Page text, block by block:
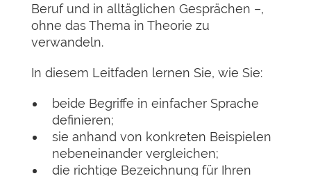
Beruf und in alltäglichen Gesprächen –,
ohne das Thema in Theorie zu
verwandeln.
In diesem Leitfaden lernen Sie, wie Sie:
beide Begriffe in einfacher Sprache
definieren;
sie anhand von konkreten Beispielen
nebeneinander vergleichen;
die richtige Bezeichnung für Ihren